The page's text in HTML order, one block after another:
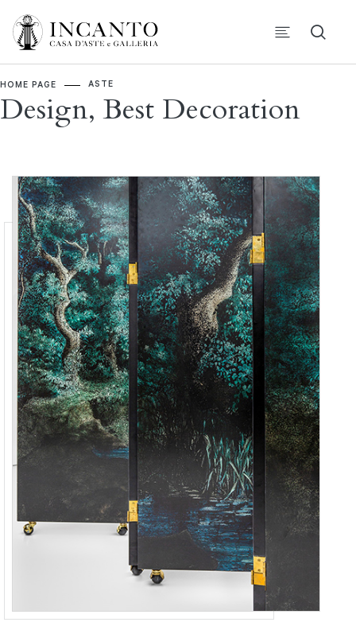
HOME PAGE ASTE
Design, Best Decoration